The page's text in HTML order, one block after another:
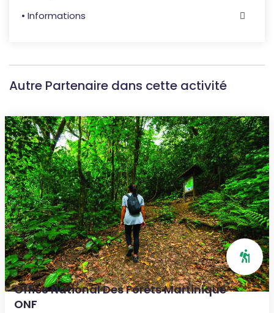
• Informations
Autre Partenaire dans cette activité
Office National Des Forêts Martinique -
ONF